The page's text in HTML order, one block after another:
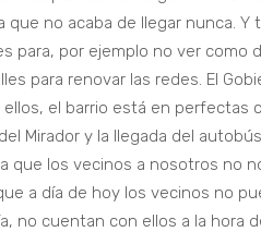
no acaba de llegar nunca. Y
para, por ejemplo no ver como
para renovar las redes. El
el barrio está en perfectas
Mirador y la llegada del
que los vecinos a nosotros no
a día de hoy los vecinos no
no cuentan con ellos a la hora